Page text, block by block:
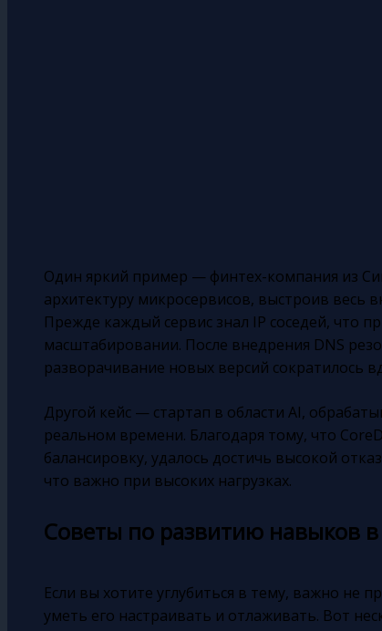
Один яркий пример — финтех-компания из
архитектуру микросервисов, выстроив весь
Прежде каждый сервис знал IP соседей, что
масштабировании. После внедрения DNS
разворачивание новых версий сократилось
Другой кейс — стартап в области AI,
реальном времени. Благодаря тому, что
балансировку, удалось достичь высокой
что важно при высоких нагрузках.
Советы по развитию навыков в
Если вы хотите углубиться в тему, важно не
уметь его настраивать и отлаживать. Вот